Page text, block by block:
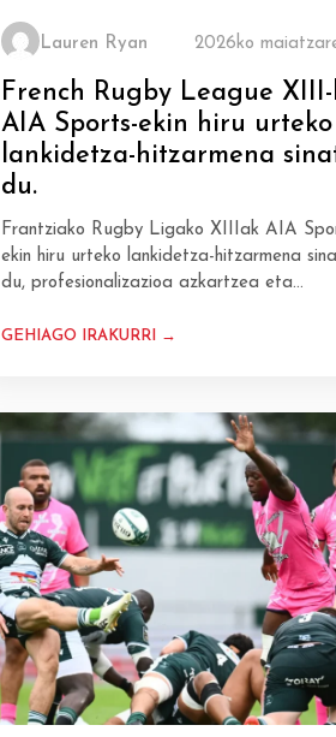
Lauren Ryan 2026ko
French Rugby League
AIA Sports-ekin hiru urteko
lankidetza-hitzarmena
du.
Frantziako Rugby Ligako XIIIak AIA
ekin hiru urteko lankidetza-hitzarmena
du, profesionalizazioa azkartzea eta…
GEHIAGO IRAKURRI →